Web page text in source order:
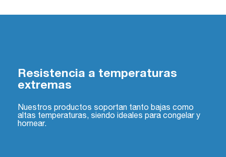
Resistencia a temperaturas
extremas
Nuestros productos soportan tanto bajas como
altas temperaturas, siendo ideales para congelar y
hornear.